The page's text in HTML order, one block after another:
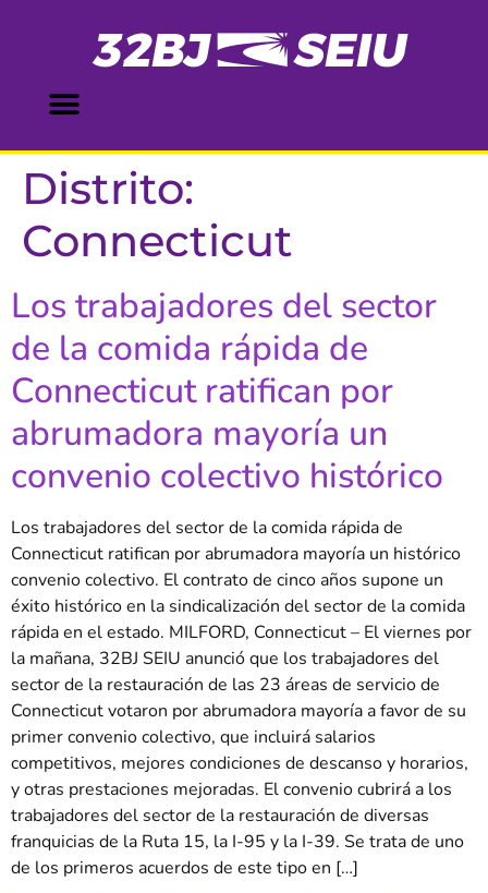
Distrito:
Connecticut
Los trabajadores del sector
de la comida rápida de
Connecticut ratifican por
abrumadora mayoría un
convenio colectivo histórico
Los trabajadores del sector de la comida rápida de
Connecticut ratifican por abrumadora mayoría un histórico
convenio colectivo. El contrato de cinco años supone un
éxito histórico en la sindicalización del sector de la comida
rápida en el estado. MILFORD, Connecticut – El viernes por
la mañana, 32BJ SEIU anunció que los trabajadores del
sector de la restauración de las 23 áreas de servicio de
Connecticut votaron por abrumadora mayoría a favor de su
primer convenio colectivo, que incluirá salarios
competitivos, mejores condiciones de descanso y horarios,
y otras prestaciones mejoradas. El convenio cubrirá a los
trabajadores del sector de la restauración de diversas
franquicias de la Ruta 15, la I-95 y la I-39. Se trata de uno
de los primeros acuerdos de este tipo en […]